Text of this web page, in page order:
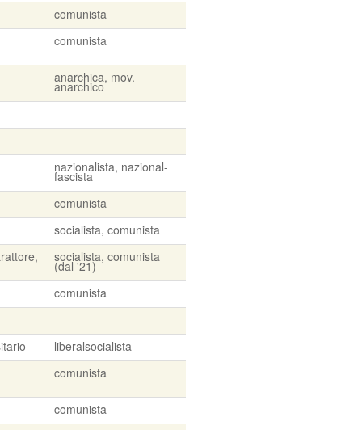
comunista
comunista
anarchica, mov.
anarchico
nazionalista, nazional-
fascista
comunista
socialista, comunista
socialista, comunista
(dal '21)
comunista
liberalsocialista
comunista
comunista